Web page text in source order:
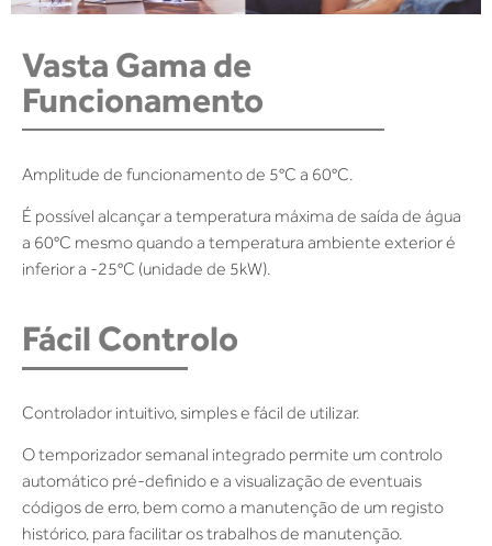
Vasta Gama de
Funcionamento
Amplitude de funcionamento de 5°C a 60°C.
É possível alcançar a temperatura máxima de saída de água
a 60°C mesmo quando a temperatura ambiente exterior é
inferior a -25°C (unidade de 5kW).
Fácil Controlo
Controlador intuitivo, simples e fácil de utilizar.
O temporizador semanal integrado permite um controlo
automático pré-definido e a visualização de eventuais
códigos de erro, bem como a manutenção de um registo
histórico, para facilitar os trabalhos de manutenção.